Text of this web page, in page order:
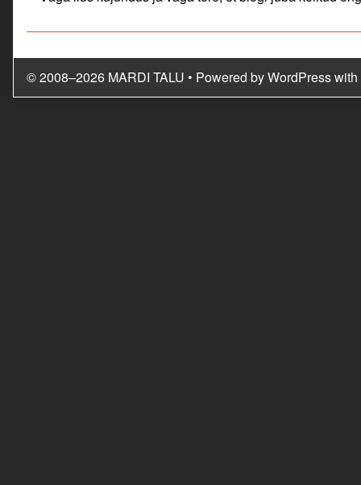
on
© 2008–2026 MARDI TALU • Powered byWordPresswith